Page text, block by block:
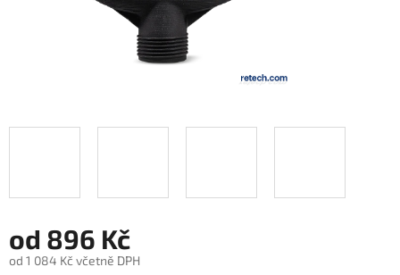
od 896 Kč
od 1 084 Kč včetně DPH